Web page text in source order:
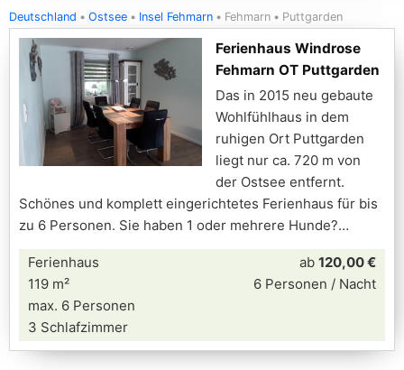
Deutschland Ostsee Insel Fehmarn Fehmarn Puttgarden
Ferienhaus Windrose
Fehmarn OT Puttgarden
Das in 2015 neu gebaute
Wohlfühlhaus in dem
ruhigen Ort Puttgarden
liegt nur ca. 720 m von
der Ostsee entfernt.
Schönes und komplett eingerichtetes Ferienhaus für bis
zu 6 Personen. Sie haben 1 oder mehrere Hunde?
Ferienhaus
119 m²
max. 6 Personen
3 Schlafzimmer
ab 120,00 €
6 Personen / Nacht